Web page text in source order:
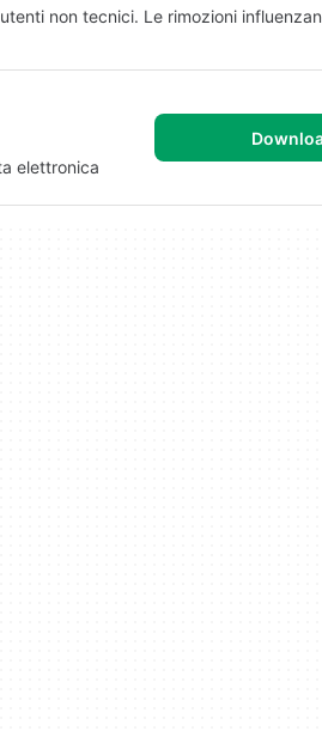
non tecnici. Le rimozioni
elettronica